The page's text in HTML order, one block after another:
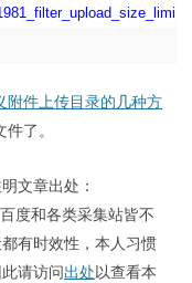
附件上传目录的几种方
了。
文章出处：
度和各类采集站皆不
有时效性，本人习惯
请访问出处以查看本